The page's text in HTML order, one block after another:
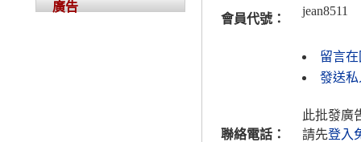
會員代號：
jean8511
留言
發送私
聯絡電話：
此批發廣
請先登入
廣告